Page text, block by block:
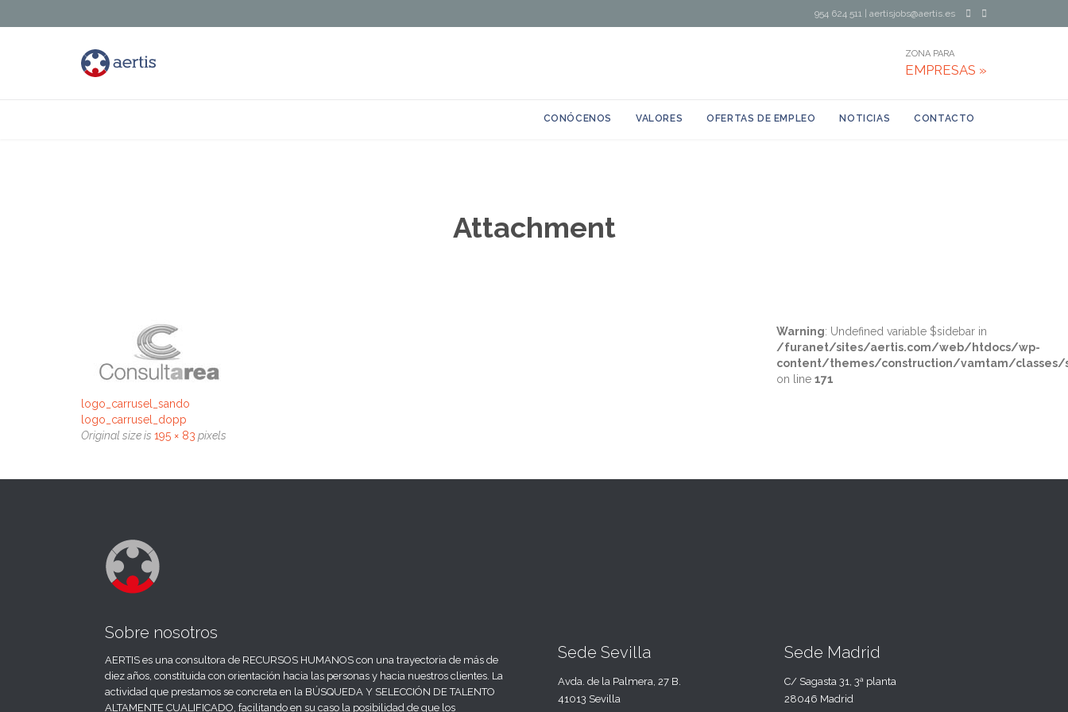
954 624 511 aertisjobs@aertis.es
ZONA PARA
EMPRESAS »
CONÓCENOS VALORES OFERTAS DE EMPLEO NOTICIAS CONTACTO
Attachment
logo_carrusel_sando
logo_carrusel_dopp
Original size is 195 × 83 pixels
Warning: Undefined variable $sidebar in
/furanet/sites/aertis.com/web/htdocs/wp-
content/themes/construction/vamtam/classes/
on line 171
Sobre nosotros
AERTIS es una consultora de RECURSOS HUMANOS con una trayectoria de más de
diez años, constituida con orientación hacia las personas y hacia nuestros clientes. La
actividad que prestamos se concreta en la BÚSQUEDA Y SELECCIÓN DE TALENTO
ALTAMENTE CUALIFICADO, facilitando en su caso la posibilidad de que los
Sede Sevilla
Avda. de la Palmera, 27 B.
41013 Sevilla
Sede Madrid
C/ Sagasta 31, 3ª planta
28046 Madrid